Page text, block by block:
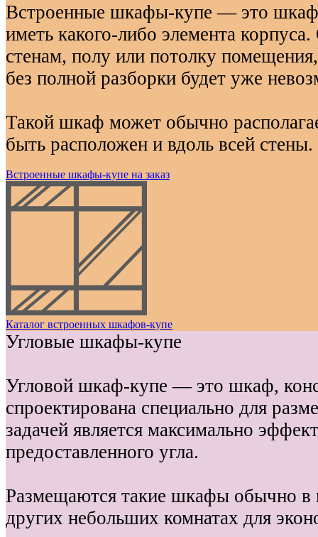
Встроенные шкафы-купе — это
иметь какого-либо элемента
стенам, полу или потолку
без полной разборки будет уже
Такой шкаф может обычно
быть расположен и вдоль всей стены.
Встроенные шкафы-купе на заказ
Каталог встроенных шкафов-купе
Угловые шкафы-купе
Угловой шкаф-купе — это шкаф,
спроектирована специально для
задачей является максимально
предоставленного угла.
Размещаются такие шкафы обычно в
других небольших комнатах для